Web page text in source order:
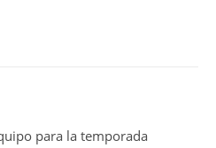
para la temporada